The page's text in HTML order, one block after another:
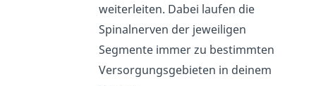
weiterleiten. Dabei laufen die
Spinalnerven der jeweiligen
Segmente immer zu bestimmten
Versorgungsgebieten in deinem